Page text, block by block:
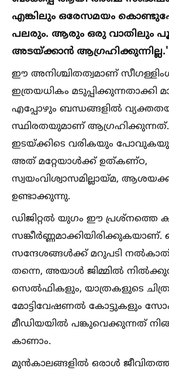
എങ്കിലും ഒരേസമയം
പലരും. ആരും ഒരു വാതിലും
അടയ്ക്കാന്‍ ആഗ്രഹിക്കുന്നില്ല.'
ഈ അനിശ്ചിതത്വമാണ്
ഇത്രയധികം മടുപ്പിക്കുന്നതാക്കി
എപ്പോഴും ബന്ധങ്ങളില്‍
സ്ഥിരതയുമാണ് ആഗ്രഹിക്കുന്നത്.
ഇടയ്ക്കിടെ വരികയും
അത് മറ്റേയാള്‍ക്ക് ഉത്കണ്ഠ,
സ്വയംവിശ്വാസമില്ലായ്മ,
ഉണ്ടാക്കുന്നു.
ഡിജിറ്റല്‍ യുഗം ഈ
സങ്കീര്‍ണ്ണമാക്കിയിരിക്കുകയാണ്.
സന്ദേശങ്ങള്‍ക്ക് മറുപടി
തന്നെ, അയാള്‍ ജിമ്മില്‍
സെല്‍ഫികളും, യാത്രകളുടെ
മോട്ടിവേഷണല്‍ കോട്ടുകളും
മീഡിയയില്‍ പങ്കുവെക്കുന്നത്
കാണാം.
മുന്‍കാലങ്ങളില്‍ ഒരാള്‍